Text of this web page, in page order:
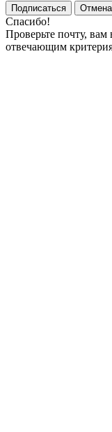
Подписаться
Отмена
Спасибо!
Проверьте почту, вам
отвечающим